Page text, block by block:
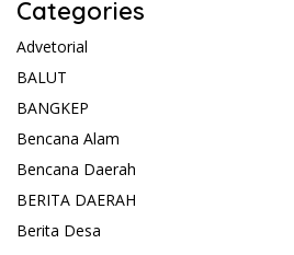
Categories
Advetorial
BALUT
BANGKEP
Bencana Alam
Bencana Daerah
BERITA DAERAH
Berita Desa